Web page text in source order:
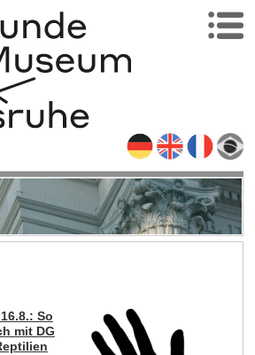
So
mit DG